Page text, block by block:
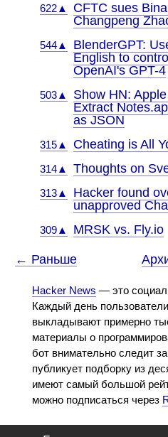
622▲
CFTC sues
Changpeng
544▲
BlenderGPT:
English to
OpenAI's GPT-4
503▲
Show HN:
Extract
as JSON
315▲ Cheating is All
314▲ Thoughts on
313▲
Hacker found
unapproved
309▲ MRSK vs. Fly.io
← Раньше
Hacker News — это
Каждый день
выкладывают примерно
материалы о
бот внимательно следит
публикует подборку из
имеют самый большой
можно подписаться через